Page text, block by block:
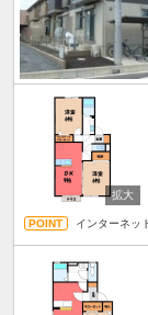
インターネッ